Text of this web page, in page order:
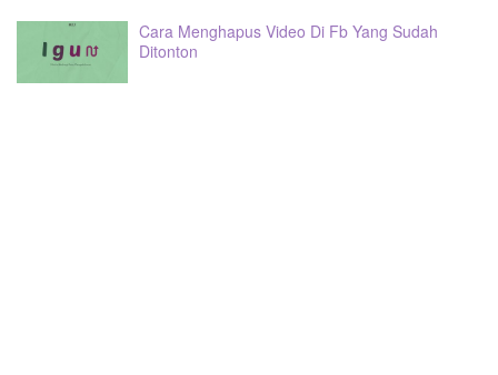
Cara Menghapus Video Di Fb Yang Sudah
Ditonton